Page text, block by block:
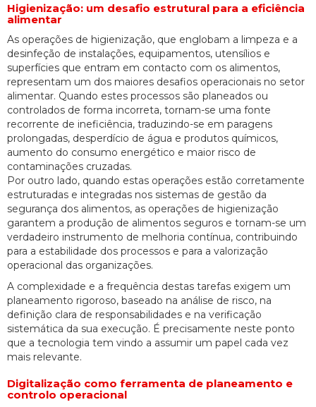
Higienização: um desafio estrutural para a eficiência
alimentar
As operações de higienização, que englobam a limpeza e a
desinfeção de instalações, equipamentos, utensílios e
superfícies que entram em contacto com os alimentos,
representam um dos maiores desafios operacionais no setor
alimentar. Quando estes processos são planeados ou
controlados de forma incorreta, tornam-se uma fonte
recorrente de ineficiência, traduzindo-se em paragens
prolongadas, desperdício de água e produtos químicos,
aumento do consumo energético e maior risco de
contaminações cruzadas.
Por outro lado, quando estas operações estão corretamente
estruturadas e integradas nos sistemas de gestão da
segurança dos alimentos, as operações de higienização
garantem a produção de alimentos seguros e tornam-se um
verdadeiro instrumento de melhoria contínua, contribuindo
para a estabilidade dos processos e para a valorização
operacional das organizações.
A complexidade e a frequência destas tarefas exigem um
planeamento rigoroso, baseado na análise de risco, na
definição clara de responsabilidades e na verificação
sistemática da sua execução. É precisamente neste ponto
que a tecnologia tem vindo a assumir um papel cada vez
mais relevante.
Digitalização como ferramenta de planeamento e
controlo operacional